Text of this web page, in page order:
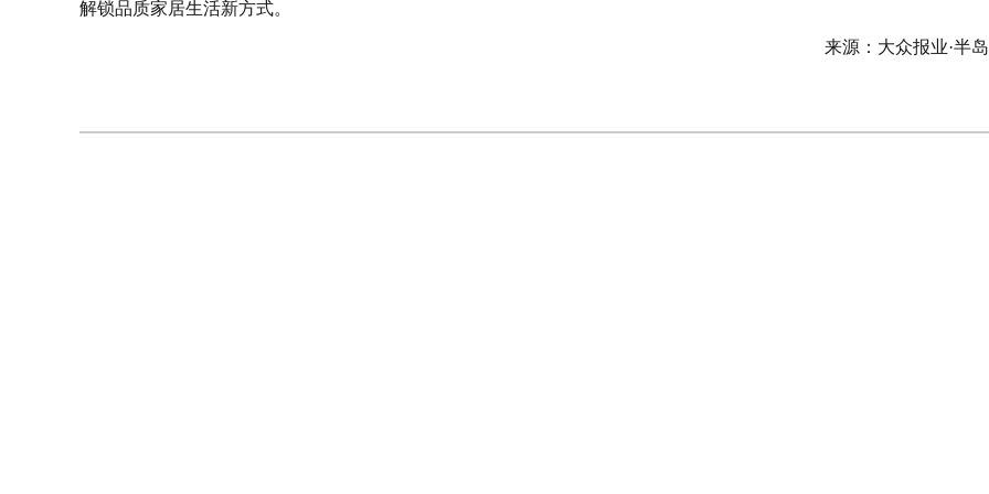
解锁品质家居生活新方式。
来源：大众报业·半